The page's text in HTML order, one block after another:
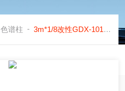
色谱柱 - 3m*1/8改性GDX-101色谱柱应用在岛津GC2010